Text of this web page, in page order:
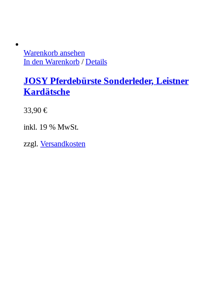
Warenkorb ansehen
In den Warenkorb / Details
JOSY Pferdebürste Sonderleder, Leistner
Kardätsche
33,90 €
inkl. 19 % MwSt.
zzgl. Versandkosten